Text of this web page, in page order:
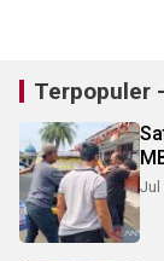
Terpopuler
Jul